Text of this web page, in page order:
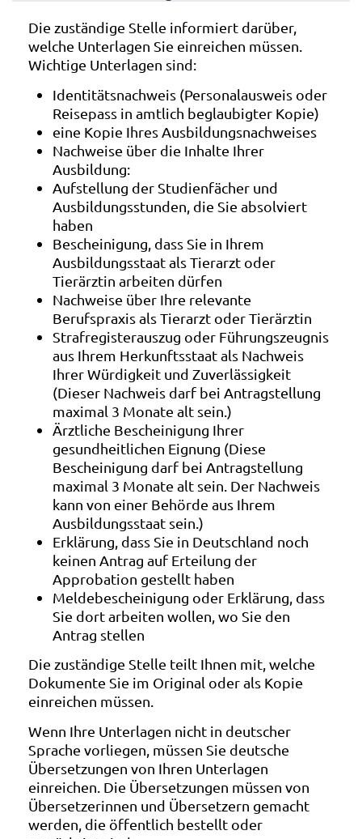
Die zuständige Stelle informiert darüber,
welche Unterlagen Sie einreichen müssen.
Wichtige Unterlagen sind:
Identitätsnachweis (Personalausweis oder
Reisepass in amtlich beglaubigter Kopie)
eine Kopie Ihres Ausbildungsnachweises
Nachweise über die Inhalte Ihrer
Ausbildung:
Aufstellung der Studienfächer und
Ausbildungsstunden, die Sie absolviert
haben
Bescheinigung, dass Sie in Ihrem
Ausbildungsstaat als Tierarzt oder
Tierärztin arbeiten dürfen
Nachweise über Ihre relevante
Berufspraxis als Tierarzt oder Tierärztin
Strafregisterauszug oder Führungszeugnis
aus Ihrem Herkunftsstaat als Nachweis
Ihrer Würdigkeit und Zuverlässigkeit
(Dieser Nachweis darf bei Antragstellung
maximal 3 Monate alt sein.)
Ärztliche Bescheinigung Ihrer
gesundheitlichen Eignung (Diese
Bescheinigung darf bei Antragstellung
maximal 3 Monate alt sein. Der Nachweis
kann von einer Behörde aus Ihrem
Ausbildungsstaat sein.)
Erklärung, dass Sie in Deutschland noch
keinen Antrag auf Erteilung der
Approbation gestellt haben
Meldebescheinigung oder Erklärung, dass
Sie dort arbeiten wollen, wo Sie den
Antrag stellen
Die zuständige Stelle teilt Ihnen mit, welche
Dokumente Sie im Original oder als Kopie
einreichen müssen.
Wenn Ihre Unterlagen nicht in deutscher
Sprache vorliegen, müssen Sie deutsche
Übersetzungen von Ihren Unterlagen
einreichen. Die Übersetzungen müssen von
Übersetzerinnen und Übersetzern gemacht
werden, die öffentlich bestellt oder